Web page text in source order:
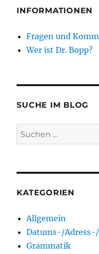
INFORMATIONEN
Fragen und
Wer ist Dr. Bopp?
SUCHE IM BLOG
Suchen
nach:
KATEGORIEN
Allgemein
Datums-/
Grammatik